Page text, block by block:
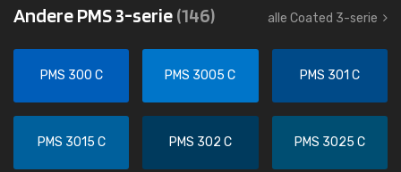
Andere PMS 3-serie(146) alle Coated 3-serie
PMS 300 C PMS 3005 C PMS 301 C
PMS 3015 C PMS 302 C PMS 3025 C